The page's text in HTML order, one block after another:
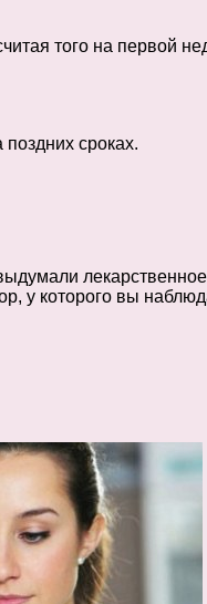
того на первой
сроках.
лекарственное
у которого вы